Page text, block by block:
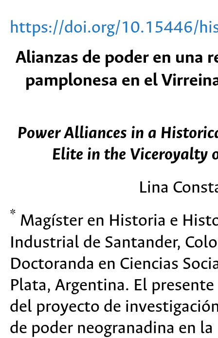
https://doi.org/10.15446/
Alianzas de poder en una
pamplonesa en el
Power Alliances in a
Elite in the Viceroyalty
Lina
* Magíster en Historia e
Industrial de Santander,
Doctoranda en Ciencias
Plata, Argentina. El
del proyecto de
de poder neogranadina en